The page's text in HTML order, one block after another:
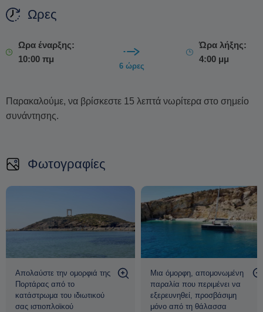
Ωρες
Ωρα έναρξης:
10:00 πμ
6 ώρες
Ώρα λήξης:
4:00 μμ
Παρακαλούμε, να βρίσκεστε 15 λεπτά νωρίτερα στο σημείο
συνάντησης.
Φωτογραφίες
Απολαύστε την ομορφιά της
Πορτάρας από το
κατάστρωμα του ιδιωτικού
σας ιστιοπλοϊκού
Μια όμορφη, απομονωμένη
παραλία που περιμένει να
εξερευνηθεί, προσβάσιμη
μόνο από τη θάλασσα